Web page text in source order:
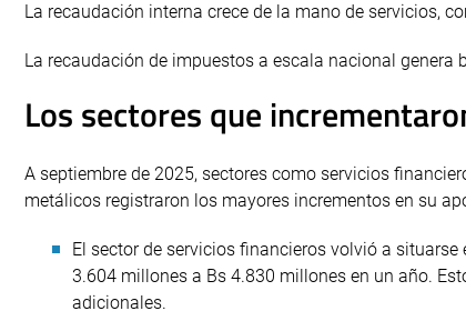
La recaudación interna crece de la mano de servicios,
La recaudación de impuestos a escala nacional genera
Los sectores que
A septiembre de 2025, sectores como servicios
metálicos registraron los mayores incrementos en su
El sector de servicios financieros volvió a
3.604 millones a Bs 4.830 millones en un año.
adicionales.